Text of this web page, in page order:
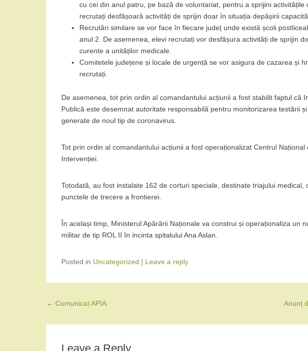
cu cei din anul patru, pe bază de voluntariat, pentru a sprijini
recrutați desfășoară activități de sprijin doar în situația depășirii
Recrutări similare se vor face în fiecare județ unde există școli
anul 2. De asemenea, elevi recrutați vor desfășura activități de sprijin
curente a unităților medicale.
Comitetele județene și locale de urgență se vor asigura de cazarea și
recrutați.
De asemenea, tot prin ordin al comandantului acțiunii a fost stabilit faptul că
Publică este desemnat autoritate responsabilă pentru monitorizarea testării
generate de noul tip de coronavirus.
Tot prin ordin al comandantului acțiunii a fost operaționalizat Centrul
Intervenției.
Totodată, au fost instalate 162 de corturi speciale, destinate triajului medical,
punctele de trecere a frontierei.
În același timp, Ministerul Apărării Naționale va construi și operaționaliza un
militar de tip ROL II în incinta spitalului Ana Aslan.
Posted in Uncategorized | Leave a reply
Post navigation
← Comunicat APIA Anunț
Leave a Reply